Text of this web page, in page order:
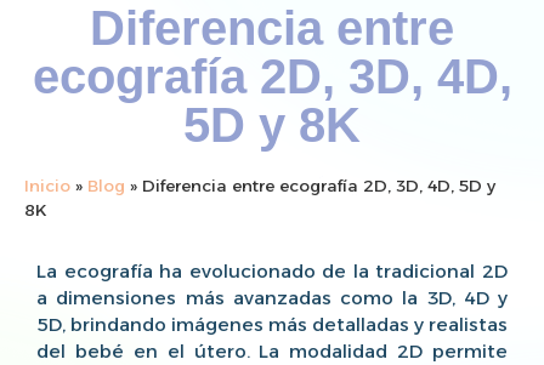
Diferencia entre
ecografía 2D, 3D, 4D,
5D y 8K
Inicio » Blog » Diferencia entre ecografía 2D, 3D, 4D, 5D y
8K
La ecografía ha evolucionado de la tradicional 2D
a dimensiones más avanzadas como la 3D, 4D y
5D, brindando imágenes más detalladas y realistas
del bebé en el útero. La modalidad 2D permite